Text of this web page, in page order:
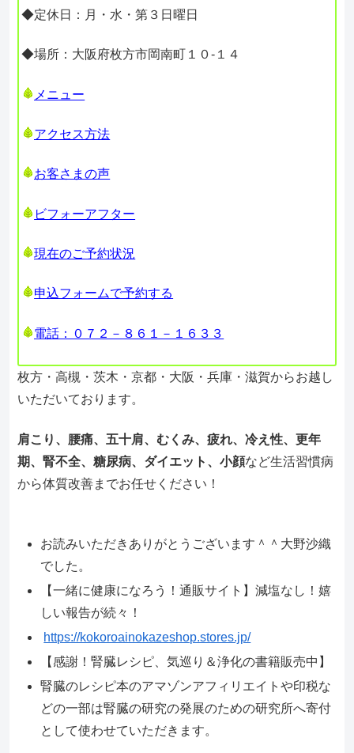
◆定休日：月・水・第３日曜日
◆場所：大阪府枚方市岡南町１０-１４
メニュー
アクセス方法
お客さまの声
ビフォーアフター
現在のご予約状況
申込フォームで予約する
電話：０７２－８６１－１６３３
枚方・高槻・茨木・京都・大阪・兵庫・滋賀からお越し
いただいております。
肩こり、腰痛、五十肩、むくみ、疲れ、冷え性、更年
期、腎不全、糖尿病、ダイエット、小顔など生活習慣病
から体質改善までお任せください！
お読みいただきありがとうございます＾＾大野沙織
でした。
【一緒に健康になろう！通販サイト】減塩なし！嬉
しい報告が続々！
https://kokoroainokazeshop.stores.jp/
【感謝！腎臓レシピ、気巡り＆浄化の書籍販売中】
腎臓のレシピ本のアマゾンアフィリエイトや印税な
どの一部は腎臓の研究の発展のための研究所へ寄付
として使わせていただきます。